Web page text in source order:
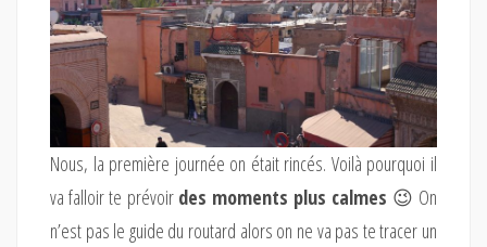
Nous, la première journée on était rincés. Voilà pourquoi il
va falloir te prévoir des moments plus calmes 😉 On
n’est pas le guide du routard alors on ne va pas te tracer un